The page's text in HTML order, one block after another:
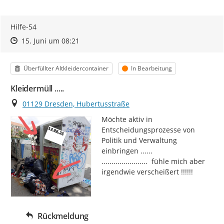
Hilfe-54
Zeitpunkt des Erstellens
Zeitpunkt des Erstellens
15. Juni um 08:21
Kategorie
Überfüllter Altkleidercontainer Status
In Bearbeitung
Kleidermüll .....
Ort
01129 Dresden, Hubertusstraße
Möchte aktiv in
Entscheidungsprozesse von
Politik und Verwaltung
einbringen ......
.......................  fühle mich aber
irgendwie verscheißert !!!!!!
Rückmeldung